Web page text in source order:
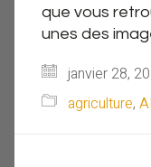
que vous
unes des
janvier 28,
agriculture,